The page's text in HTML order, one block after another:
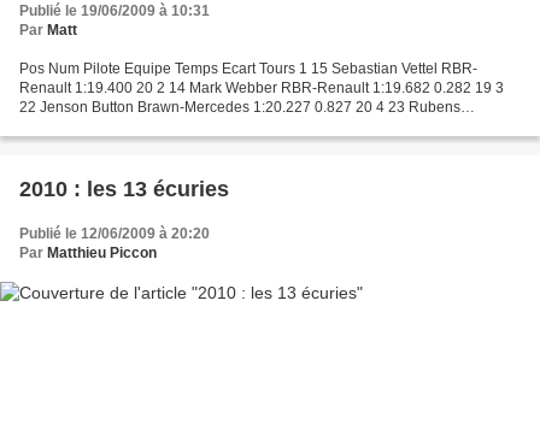
Publié le 19/06/2009 à 10:31
Par Matt
Pos Num Pilote Equipe Temps Ecart Tours 1 15 Sebastian Vettel RBR-
Renault 1:19.400 20 2 14 Mark Webber RBR-Renault 1:19.682 0.282 19 3
22 Jenson Button Brawn-Mercedes 1:20.227 0.827 20 4 23 Rubens
2010 : les 13 écuries
Publié le 12/06/2009 à 20:20
Par Matthieu Piccon